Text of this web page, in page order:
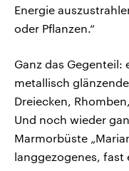
Energie
oder Pflanzen.“
Ganz das
metallisch
Dreiecken,
Und noch wieder
Marmorbüste
langgezogenes, fast